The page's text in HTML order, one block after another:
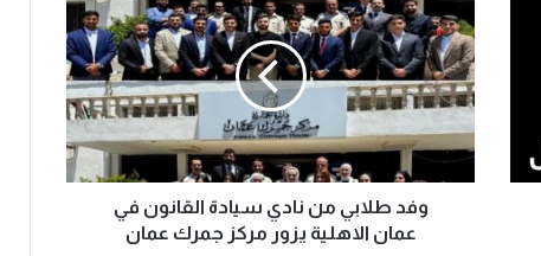
وفد طلابي من نادي سيادة القانون في
عمان الاهلية يزور مركز جمرك عمان